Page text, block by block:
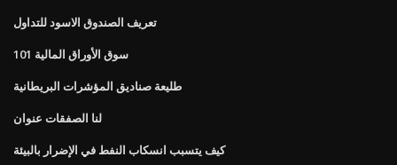
تعريف الصندوق الاسود للتداول
سوق الأوراق المالية 101
طليعة صناديق المؤشرات البريطانية
لنا الصفقات عنوان
كيف يتسبب انسكاب النفط في الإضرار بالبيئة